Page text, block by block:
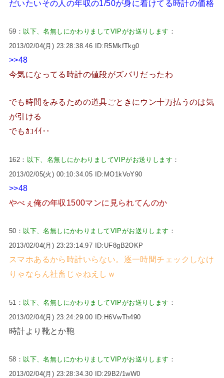
だいたいその人の年収の1/50が身に着けてる時計の価格
59： 以下、名無しにかわりましてVIPがお送りします ：
2013/02/04(月) 23:28:38.46 ID:R5MkfTkg0
>>48
今気になってる時計の値段がズバリだったわ
でも時間をみるための道具ごときにウン十万払うのは気
が引ける
でもｶｺｲｲ‥
162： 以下、名無しにかわりましてVIPがお送りします ：
2013/02/05(火) 00:10:34.05 ID:MO1kVoY90
>>48
やべぇ俺の年収1500マンに見られてんのか
50： 以下、名無しにかわりましてVIPがお送りします ：
2013/02/04(月) 23:23:14.97 ID:UF8gB2OKP
スマホあるから時計いらない。逐一時間チェックしなけ
りゃならん社畜じゃねえしｗ
51： 以下、名無しにかわりましてVIPがお送りします ：
2013/02/04(月) 23:24:29.00 ID:H6VwTh490
時計より靴とか鞄
58： 以下、名無しにかわりましてVIPがお送りします ：
2013/02/04(月) 23:28:34.30 ID:29B2/1wW0